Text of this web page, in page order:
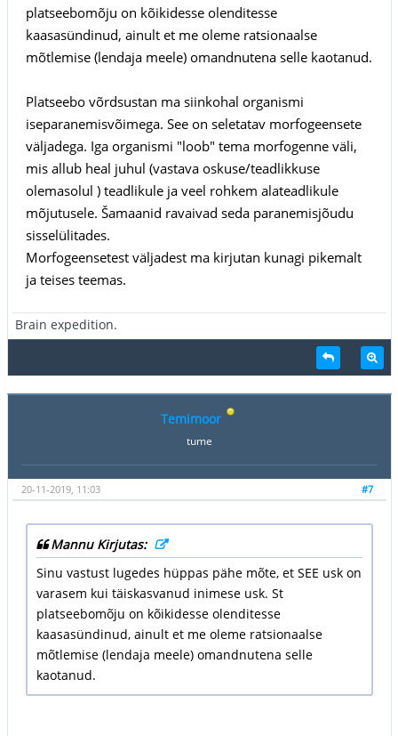
platseebomõju on kõikidesse olenditesse
kaasasündinud, ainult et me oleme ratsionaalse
mõtlemise (lendaja meele) omandnutena selle kaotanud.
Platseebo võrdsustan ma siinkohal organismi
iseparanemisvõimega. See on seletatav morfogeensete
väljadega. Iga organismi "loob" tema morfogenne väli,
mis allub heal juhul (vastava oskuse/teadlikkuse
olemasolul ) teadlikule ja veel rohkem alateadlikule
mõjutusele. Šamaanid ravaivad seda paranemisjõudu
sisselülitades.
Morfogeensetest väljadest ma kirjutan kunagi pikemalt
ja teises teemas.
Brain expedition.
Temimoor
tume
#7
20-11-2019, 11:03
Mannu Kirjutas:
Sinu vastust lugedes hüppas pähe mõte, et SEE usk on
varasem kui täiskasvanud inimese usk. St
platseebomõju on kõikidesse olenditesse
kaasasündinud, ainult et me oleme ratsionaalse
mõtlemise (lendaja meele) omandnutena selle
kaotanud.